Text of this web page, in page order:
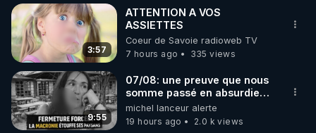
3:57
ATTENTION A VOS
ASSIETTES
Coeur de Savoie radioweb TV
7 hours ago
335 views
9:55
07/08: une preuve que nous
somme passé en absurdie
une dictature qui veut faire
taire ses opposant !
michel lanceur alerte
19 hours ago
2.0 k views